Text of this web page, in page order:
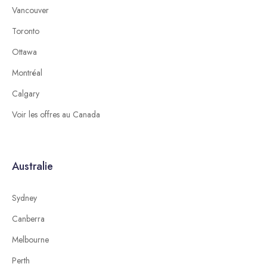
Vancouver
Toronto
Ottawa
Montréal
Calgary
Voir les offres au Canada
Australie
Sydney
Canberra
Melbourne
Perth